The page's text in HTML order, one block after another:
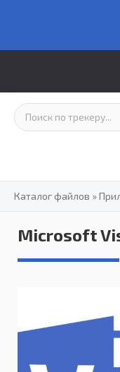
Каталог файлов »
Microsoft